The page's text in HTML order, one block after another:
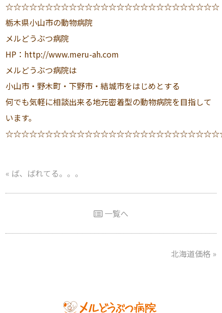
☆☆☆☆☆☆☆☆☆☆☆☆☆☆☆☆☆☆☆☆☆☆☆☆☆☆☆
栃木県小山市の動物病院
メルどうぶつ病院
HP：http://www.meru-ah.com
メルどうぶつ病院は
小山市・野木町・下野市・結城市をはじめとする
何でも気軽に相談出来る地元密着型の動物病院を目指して
います。
« ば、ばれてる。。。
一覧へ
北海道価格»